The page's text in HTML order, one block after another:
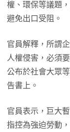
權、環保等議題
避免出口受阻。
官員解釋，所謂
人權侵害，必須
公布於社會大眾
告書上。
官員表示，巨大
指控為強迫勞動